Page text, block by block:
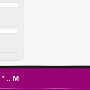
M
..
*